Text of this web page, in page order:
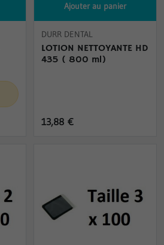
Ajouter au panier
DURR DENTAL
LOTION NETTOYANTE HD
435 ( 800 ml)
13,88 €